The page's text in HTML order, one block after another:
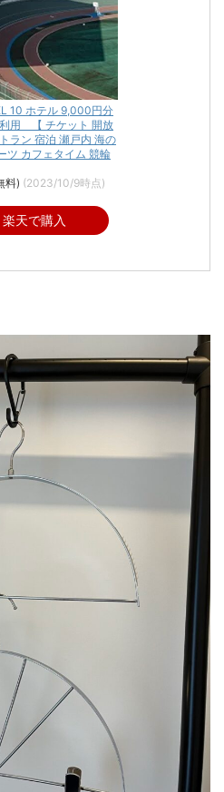
10 ホテル 9,000円分
用 【 チケット 開放
ラン 宿泊 瀬戸内 海の
ツ カフェタイム 競輪
料) (2023/10/9時点)
楽天で購入